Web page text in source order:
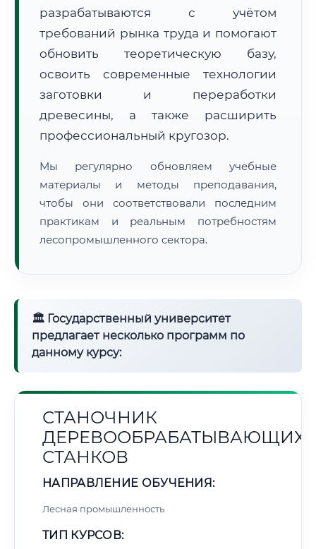
Расчет логистики оригиналов:
• Маршрут транзита:~3 092 км
• Экспресс-доставка СДЭК / Почтой:4–6 рабочих дней
разрабатываются с учётом
требований рынка труда и помогают
обновить теоретическую базу,
освоить современные технологии
заготовки и переработки
древесины, а также расширить
профессиональный кругозор.
Мы регулярно обновляем учебные
материалы и методы преподавания,
чтобы они соответствовали последним
практикам и реальным потребностям
лесопромышленного сектора.
🏛 Государственный университет
предлагает несколько программ по
данному курсу:
СТАНОЧНИК
ДЕРЕВООБРАБАТЫВАЮЩИХ
СТАНКОВ
НАПРАВЛЕНИЕ ОБУЧЕНИЯ:
Лесная промышленность
ТИП КУРСОВ: